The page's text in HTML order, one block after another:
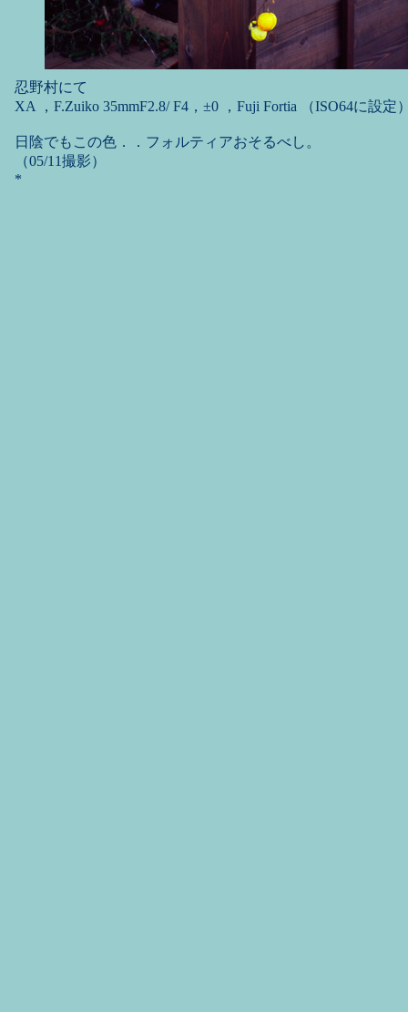
忍野村にて
XA ，F.Zuiko 35mmF2.8/ F4，±0 ，Fuji Fortia （ISO64に設定
日陰でもこの色．．フォルティアおそるべし。
（05/11撮影）
*